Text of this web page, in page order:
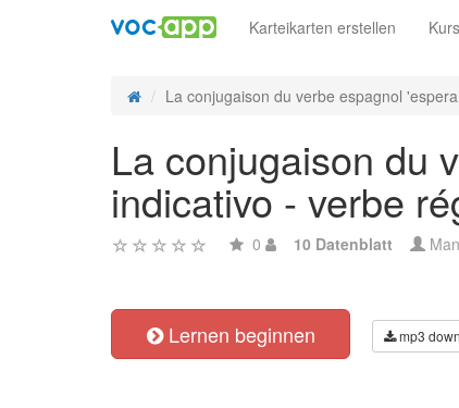
Karteikarten erstellen
La conjugaison du verbe espagnol
La conjugaison du
indicativo - verbe
0 10 Datenblatt
Lernen beginnen mp3